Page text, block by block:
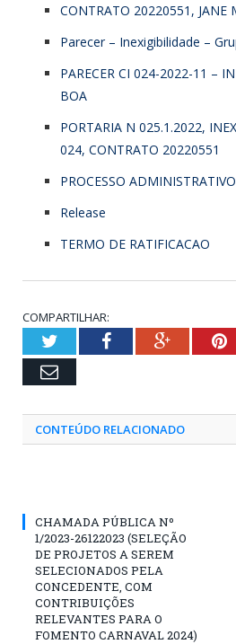
CONTRATO 20220551, JANE
Parecer – Inexigibilidade –
PARECER CI 024-2022-11 –
BOA
PORTARIA N 025.1.2022,
024, CONTRATO 20220551
PROCESSO
Release
TERMO DE RATIFICACAO
COMPARTILHAR:
TwitterFacebookGoogle+
Email
CONTEÚDO RELACIONADO
CHAMADA PÚBLICA Nº
1/2023-26122023 (SELEÇÃO
DE PROJETOS A SEREM
SELECIONADOS PELA
CONCEDENTE, COM
CONTRIBUIÇÕES
RELEVANTES PARA O
FOMENTO CARNAVAL 2024)